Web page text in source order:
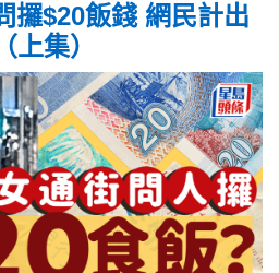
攞$20飯錢 網民計出
上集）